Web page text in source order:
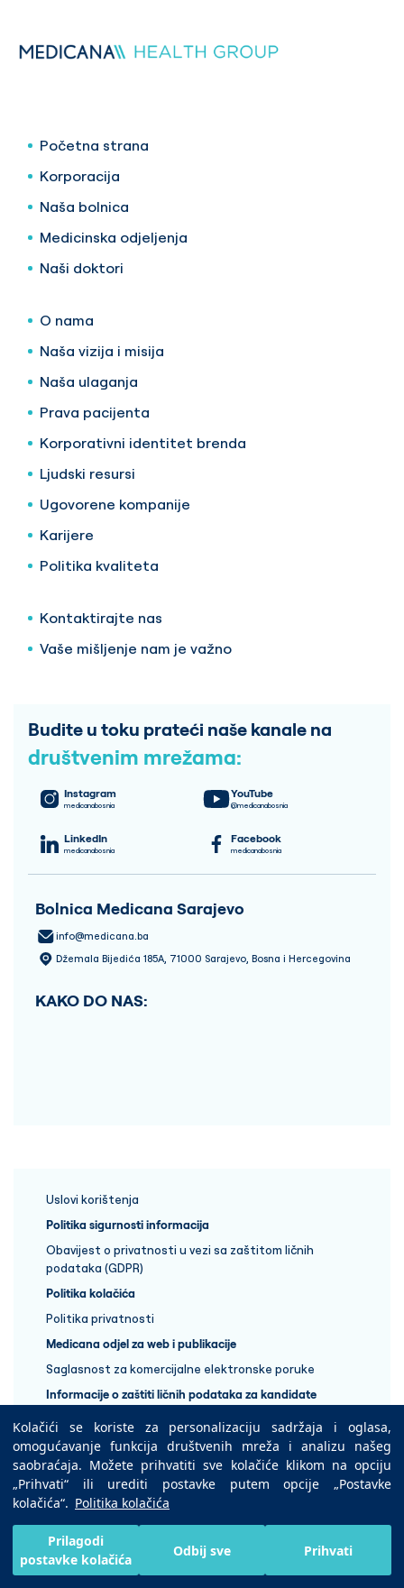
Kolačići se koriste za personalizaciju sadržaja i oglasa,
omogućavanje funkcija društvenih mreža i analizu našeg
saobraćaja. Možete prihvatiti sve kolačiće klikom na opciju
„Prihvati“ ili urediti postavke putem opcije „Postavke
kolačića“. Politika kolačića
Prilagodi
postavke kolačića
Odbij sve Prihvati
Početna strana
Korporacija
Naša bolnica
Medicinska odjeljenja
Naši doktori
O nama
Naša vizija i misija
Naša ulaganja
Prava pacijenta
Korporativni identitet brenda
Ljudski resursi
Ugovorene kompanije
Karijere
Politika kvaliteta
Kontaktirajte nas
Vaše mišljenje nam je važno
Budite u toku prateći naše kanale na
društvenim mrežama:
Instagram
medicanabosnia
YouTube
@medicanabosnia
LinkedIn
medicanabosnia
Facebook
medicanabosnia
Bolnica Medicana Sarajevo
info@medicana.ba
Džemala Bijedića 185A, 71000 Sarajevo, Bosna i Hercegovina
KAKO DO NAS:
Uslovi korištenja
Politika sigurnosti informacija
Obavijest o privatnosti u vezi sa zaštitom ličnih
podataka (GDPR)
Politika kolačića
Politika privatnosti
Medicana odjel za web i publikacije
Saglasnost za komercijalne elektronske poruke
Informacije o zaštiti ličnih podataka za kandidate
+387 33 848 888
Copyright © 2025 Medicana Health Group
Preuzmite na